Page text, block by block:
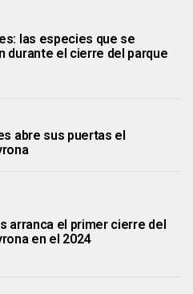
las especies que se
durante el cierre del parque
abre sus puertas el
arranca el primer cierre del
en el 2024